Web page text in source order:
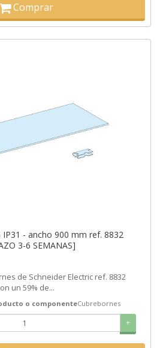
Comprar
- ancho 900 mm ref. 8832
3-6 SEMANAS]
de Schneider Electric ref. 8832
un 59% de...
o componenteCubrebornes
+